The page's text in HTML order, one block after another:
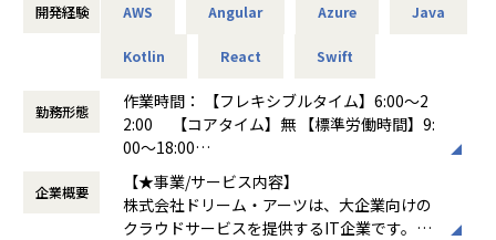
弊社は「協創する喜びにあふれる人と組織と社会の発展に貢
「対話」を重視した独創的かつ高品質なソリューションとサ
ービスを提供しています。DXを求められる大企業はIT人材不
足を大きな課題として抱えています。私たちはIT人材の不足
をビジネス系人材の活用によって補うことで、大企業の業務
のデジタル化推進を支援しています。弊社は、上場を果たし
たこともあり、さらなる成長を目指していく拡大フェーズに
開発経験 AWS Angular Azure Java
Kotlin React Swift
勤務形態
作業時間： 【フレキシブルタイム】6:00～2
2:00 【コアタイム】無 【標準労働時間】9:
00～18:00
働き方：
フルフレックス制
時間外労働の有無： 有（月平均20時間）
休憩時間： 60分
企業概要
【★事業/サービス内容】
株式会社ドリーム・アーツは、大企業向けの
クラウドサービスを提供するIT企業です。主